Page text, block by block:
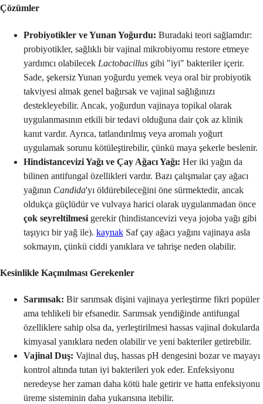
Çözümler
Probiyotikler ve Yunan Yoğurdu: Buradaki teori sağlamdır:
probiyotikler, sağlıklı bir vajinal mikrobiyomu restore etmeye
yardımcı olabilecek Lactobacillus gibi "iyi" bakteriler içerir.
Sade, şekersiz Yunan yoğurdu yemek veya oral bir probiyotik
takviyesi almak genel bağırsak ve vajinal sağlığınızı
destekleyebilir. Ancak, yoğurdun vajinaya topikal olarak
uygulanmasının etkili bir tedavi olduğuna dair çok az klinik
kanıt vardır. Ayrıca, tatlandırılmış veya aromalı yoğurt
uygulamak sorunu kötüleştirebilir, çünkü maya şekerle beslenir.
Hindistancevizi Yağı ve Çay Ağacı Yağı: Her iki yağın da
bilinen antifungal özellikleri vardır. Bazı çalışmalar çay ağacı
yağının Candida'yı öldürebileceğini öne sürmektedir, ancak
oldukça güçlüdür ve vulvaya harici olarak uygulanmadan önce
çok seyreltilmesi gerekir (hindistancevizi veya jojoba yağı gibi
taşıyıcı bir yağ ile). kaynak Saf çay ağacı yağını vajinaya asla
sokmayın, çünkü ciddi yanıklara ve tahrişe neden olabilir.
Kesinlikle Kaçınılması Gerekenler
Sarımsak: Bir sarımsak dişini vajinaya yerleştirme fikri popüler
ama tehlikeli bir efsanedir. Sarımsak yendiğinde antifungal
özelliklere sahip olsa da, yerleştirilmesi hassas vajinal dokularda
kimyasal yanıklara neden olabilir ve yeni bakteriler getirebilir.
Vajinal Duş: Vajinal duş, hassas pH dengesini bozar ve mayayı
kontrol altında tutan iyi bakterileri yok eder. Enfeksiyonu
neredeyse her zaman daha kötü hale getirir ve hatta enfeksiyonu
üreme sisteminin daha yukarısına itebilir.